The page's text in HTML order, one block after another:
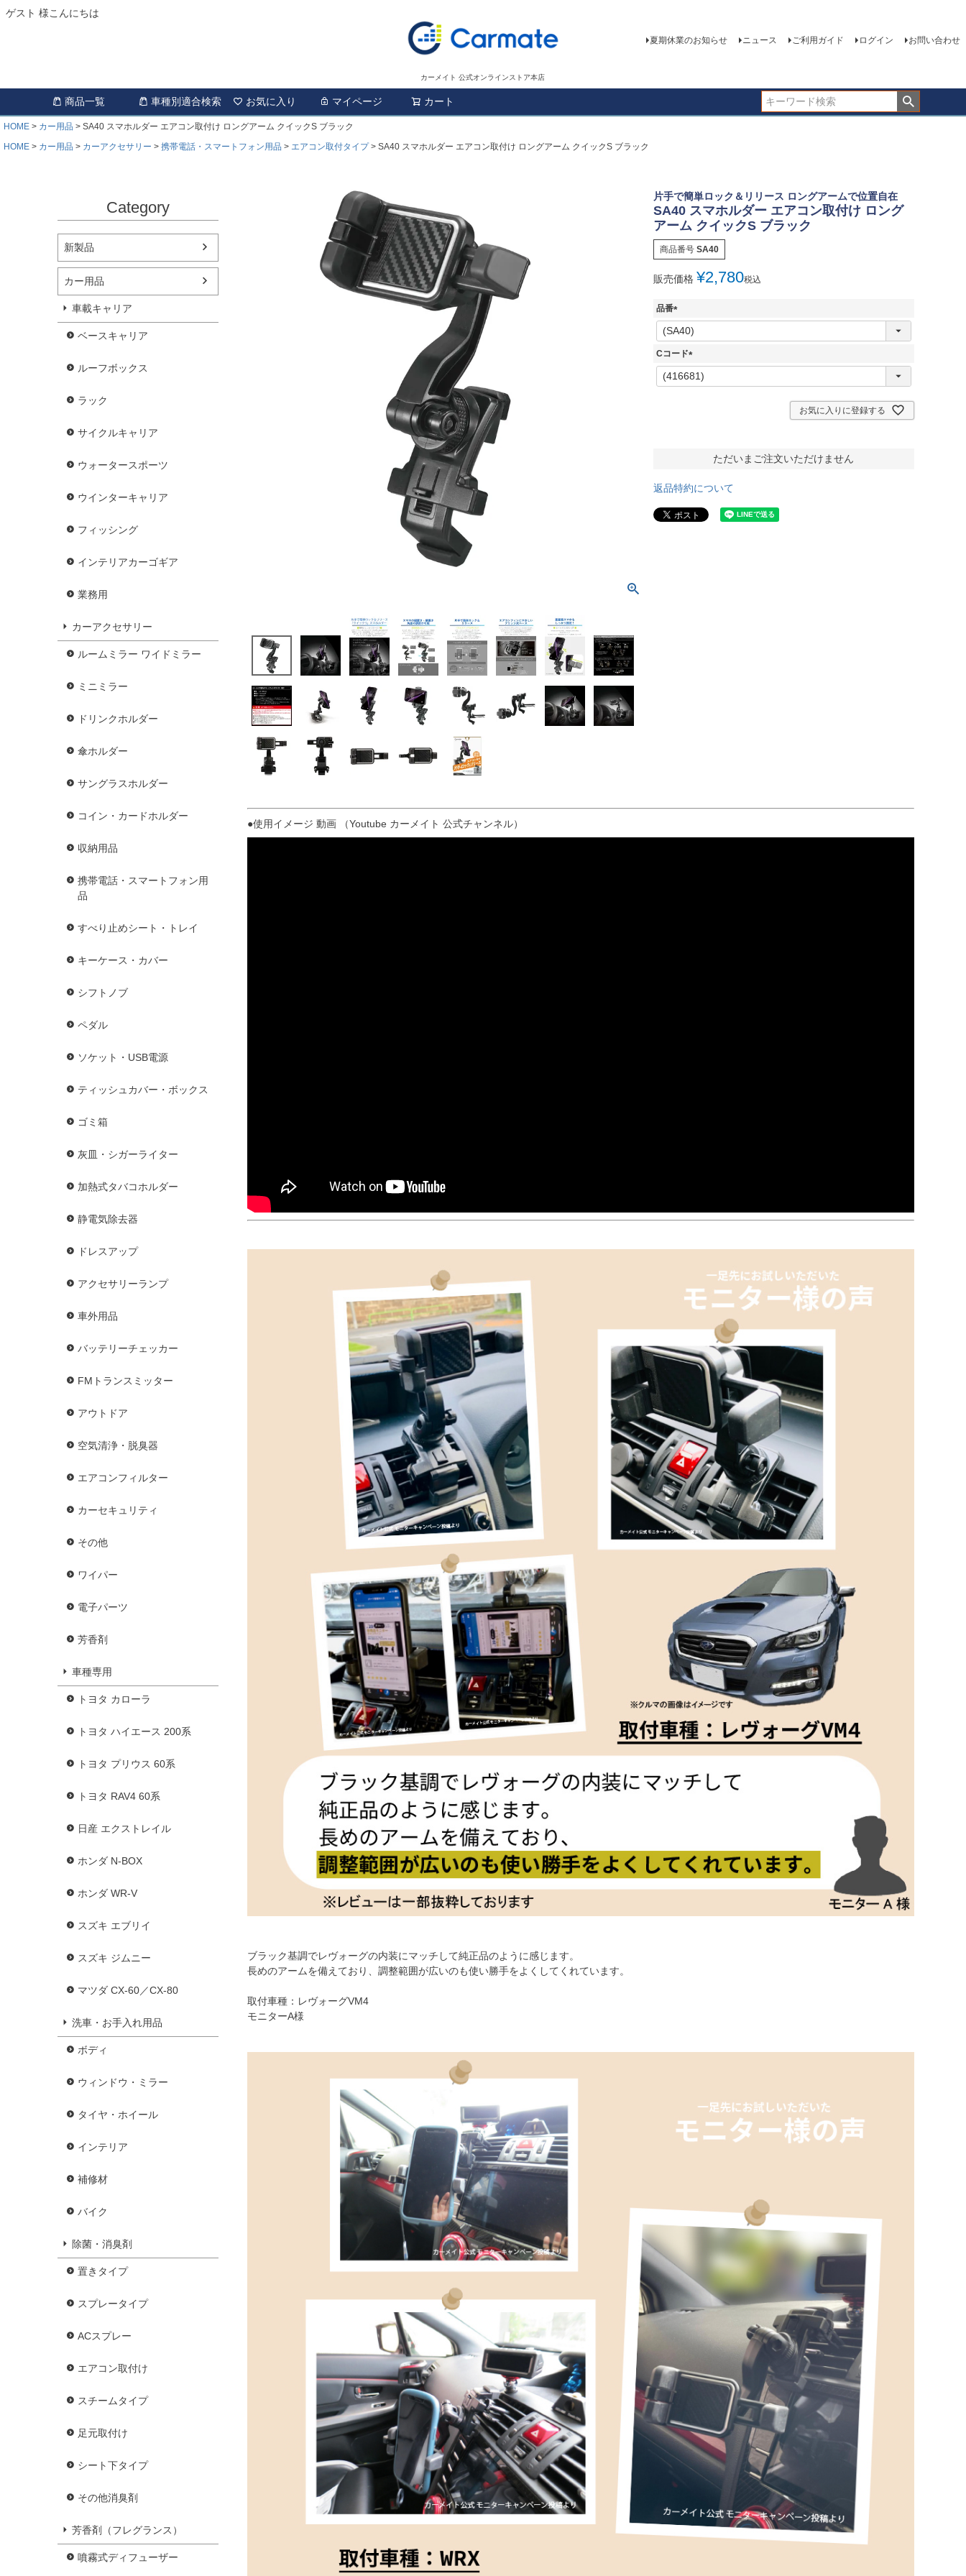
ゲスト 様こんにちは
カーメイト 公式オンラインストア本店
夏期休業のお知らせ ニュース ご利用ガイド ログイン お問い合わせ
商品一覧 車種別適合検索 お気に入り マイページ カート
HOME カー用品
SA40 スマホルダー エアコン取付け ロングアーム クイックS ブラック
HOME
カー用品 カーアクセサリー 携帯電話・スマートフォン用品 エアコン取付タイプ SA40 スマホルダー エアコン取付け ロングアーム クイックS ブラック
Category
新製品
カー用品
車載キャリア
ベースキャリア
ルーフボックス
ラック
サイクルキャリア
ウォータースポーツ
ウインターキャリア
フィッシング
インテリアカーゴギア
業務用
カーアクセサリー
ルームミラー ワイドミラー
ミニミラー
ドリンクホルダー
傘ホルダー
サングラスホルダー
コイン・カードホルダー
収納用品
携帯電話・スマートフォン用
品
すべり止めシート・トレイ
キーケース・カバー
シフトノブ
ペダル
ソケット・USB電源
ティッシュカバー・ボックス
ゴミ箱
灰皿・シガーライター
加熱式タバコホルダー
静電気除去器
ドレスアップ
アクセサリーランプ
車外用品
バッテリーチェッカー
FMトランスミッター
アウトドア
空気清浄・脱臭器
エアコンフィルター
カーセキュリティ
その他
ワイパー
電子パーツ
芳香剤
車種専用
トヨタ カローラ
トヨタ ハイエース 200系
トヨタ プリウス 60系
トヨタ RAV4 60系
日産 エクストレイル
ホンダ N-BOX
ホンダ WR-V
スズキ エブリイ
スズキ ジムニー
マツダ CX-60／CX-80
洗車・お手入れ用品
ボディ
ウィンドウ・ミラー
タイヤ・ホイール
インテリア
補修材
バイク
除菌・消臭剤
置きタイプ
スプレータイプ
ACスプレー
エアコン取付け
スチームタイプ
足元取付け
シート下タイプ
その他消臭剤
芳香剤（フレグランス）
噴霧式ディフューザー
片手で簡単ロック＆リリース ロングアームで位置自在
SA40 スマホルダー エアコン取付け ロング
アーム クイックS ブラック
商品番号 SA40
販売価格 ¥2,780税込
品番
(
必
須
Cコード
(
必
お気に入りに登録する
ただいまご注文いただけません
返品特約について
●使用イメージ 動画 （Youtube カーメイト 公式チャンネル）
ブラック基調でレヴォーグの内装にマッチして純正品のように感じます。
長めのアームを備えており、調整範囲が広いのも使い勝手をよくしてくれています。
取付車種：レヴォーグVM4
モニターA様